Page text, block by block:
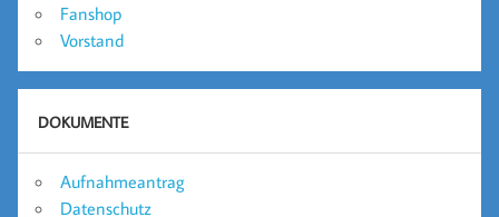
Fanshop
Vorstand
DOKUMENTE
Aufnahmeantrag
Datenschutz